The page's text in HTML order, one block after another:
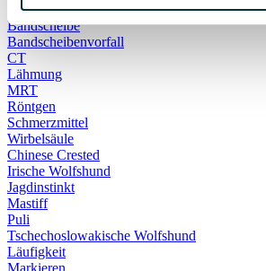
Rassestandard
Bandscheibe
Bandscheibenvorfall
CT
Lähmung
MRT
Röntgen
Schmerzmittel
Wirbelsäule
Chinese Crested
Irische Wolfshund
Jagdinstinkt
Mastiff
Puli
Tschechoslowakische Wolfshund
Läufigkeit
Markieren